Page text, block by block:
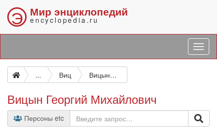
Э Мир энциклопедий
encyclopedia.ru
... Виц Вицын Георгий Михайлович
Вицын Георгий Михайлович
Персоны etc